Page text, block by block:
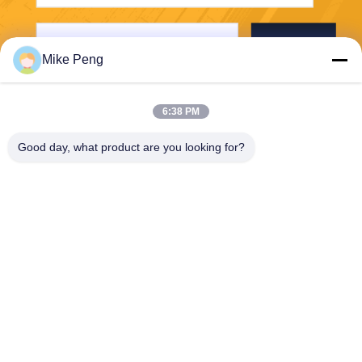
Mike Peng
6:38 PM
Good day, what product are you looking for?